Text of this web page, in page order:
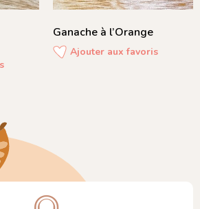
Ganache à l’Orange
Ajouter aux favoris